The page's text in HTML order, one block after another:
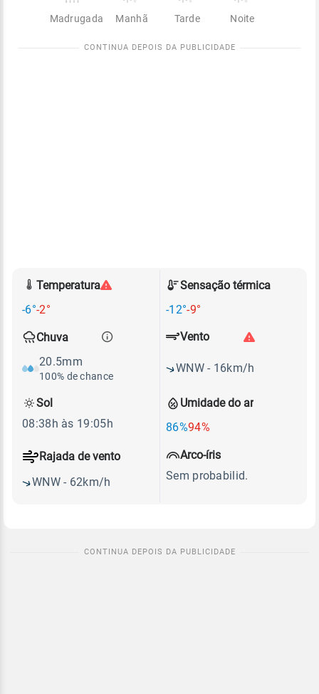
Madrugada Manhã Tarde Noite
Temperatura
-6°-2°
Sensação térmica
-12°-9°
Chuva
20.5mm
100% de chance
Umidade do ar
86%94%
Vento
WNW - 16km/h
Rajada de vento
WNW - 62km/h
Sol
08:38h às 19:05h
Arco-íris
Sem probabilid.